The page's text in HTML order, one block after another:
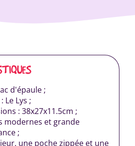
d'épaule ;
Le Lys ;
: 38x27x11.5cm ;
modernes et grande
;
une poche zippée et une